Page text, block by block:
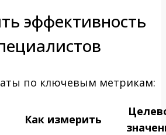
эффективность
по ключевым метрикам:
Как измерить